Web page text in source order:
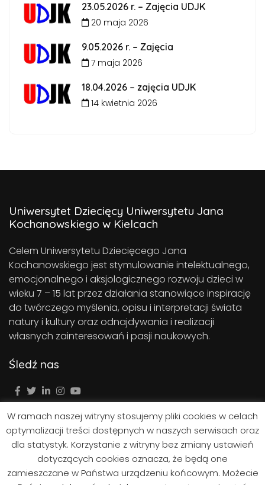
23.05.2026 r. – Zajęcia UDJK
20 maja 2026
9.05.2026 r. – Zajęcia
7 maja 2026
18.04.2026 – zajęcia UDJK
14 kwietnia 2026
Uniwersytet Dziecięcy Uniwersytetu Jana
Kochanowskiego w Kielcach
Celem Uniwersytetu Dziecięcego Jana
Kochanowskiego jest stymulowanie intelektualnego,
emocjonalnego i aksjologicznego rozwoju dzieci w
wieku 7 – 15 lat przez działania stanowiące inspirację
do twórczego myślenia, opisu i interpretacji świata
natury i kultury oraz odnajdywania i realizacji
własnych zainteresowań i pasji naukowych.
Śledź nas
W ramach naszej witryny stosujemy pliki cookies w celach
optymalizacji treści dostępnych w naszych serwisach oraz
dla statystyk. Korzystanie z witryny bez zmiany ustawień
dotyczących cookies oznacza, że będą one
zamieszczane w Państwa urządzeniu końcowym. Możecie